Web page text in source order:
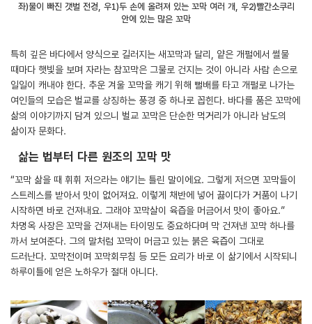
좌)물이 빠진 갯벌 전경, 우1)두 손에 올려져 있는 꼬막 여러 개, 우2)빨간소쿠리
안에 있는 많은 꼬막
특히 깊은 바다에서 양식으로 길러지는 새꼬막과 달리, 얕은 개펄에서 썰물
때마다 햇빛을 보며 자라는 참꼬막은 그물로 건지는 것이 아니라 사람 손으로
일일이 캐내야 한다. 추운 겨울 꼬막을 캐기 위해 뻘배를 타고 개펄로 나가는
여인들의 모습은 벌교를 상징하는 풍경 중 하나로 꼽힌다. 바다를 품은 꼬막에
삶의 이야기까지 담겨 있으니 벌교 꼬막은 단순한 먹거리가 아니라 남도의
삶이자 문화다.
삶는 법부터 다른 원조의 꼬막 맛
“꼬막 삶을 때 휘휘 저으라는 얘기는 틀린 말이에요. 그렇게 저으면 꼬막들이
스트레스를 받아서 맛이 없어져요. 이렇게 채반에 넣어 끓이다가 거품이 나기
시작하면 바로 건져내요. 그래야 꼬막살이 육즙을 머금어서 맛이 좋아요.”
차명옥 사장은 꼬막을 건져내는 타이밍도 중요하다며 막 건져낸 꼬막 하나를
까서 보여준다. 그의 말처럼 꼬막이 머금고 있는 붉은 육즙이 그대로
드러난다. 꼬막전이며 꼬막회무침 등 모든 요리가 바로 이 삶기에서 시작되니
하루이틀에 얻은 노하우가 절대 아니다.